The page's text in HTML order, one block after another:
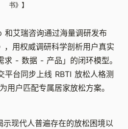
书》】
和艾瑞咨询通过海量调研发布
，用权威调研科学剖析用户真实
求 - 数据 - 产品」的闭环模型。
平台同步上线 RBTI 放松人格测
用户匹配专属居家放松方案。
现代人普遍存在的放松困境以